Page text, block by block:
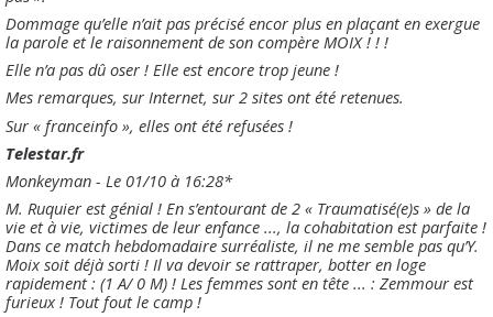
Dommage qu’elle n’ait pas précisé encor plus en plaçant en exergue
la parole et le raisonnement de son compère MOIX ! ! !
Elle n’a pas dû oser ! Elle est encore trop jeune !
Mes remarques, sur Internet, sur 2 sites ont été retenues.
Sur « franceinfo », elles ont été refusées !
Telestar.fr
Monkeyman - Le 01/10 à 16:28*
M. Ruquier est génial ! En s’entourant de 2 « Traumatisé(e)s » de la
vie et à vie, victimes de leur enfance ..., la cohabitation est parfaite !
Dans ce match hebdomadaire surréaliste, il ne me semble pas qu’Y.
Moix soit déjà sorti ! Il va devoir se rattraper, botter en loge
rapidement : (1 A/ 0 M) ! Les femmes sont en tête ... : Zemmour est
furieux ! Tout fout le camp !